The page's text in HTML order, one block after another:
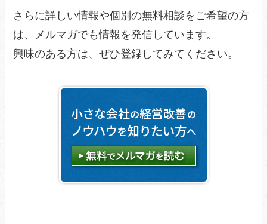
さらに詳しい情報や個別の無料相談をご希望の方
は、メルマガでも情報を発信しています。
興味のある方は、ぜひ登録してみてください。